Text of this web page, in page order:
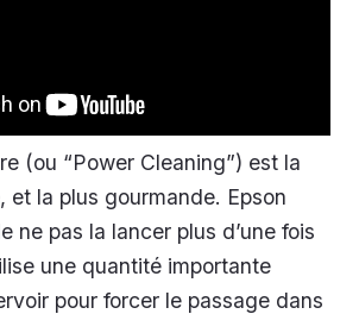
(ou “Power Cleaning”) est la
et la plus gourmande. Epson
ne pas la lancer plus d’une fois
une quantité importante
pour forcer le passage dans